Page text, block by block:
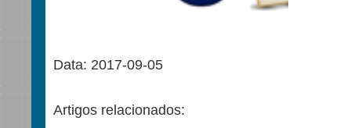
Data: 2017-09-05
Artigos relacionados: